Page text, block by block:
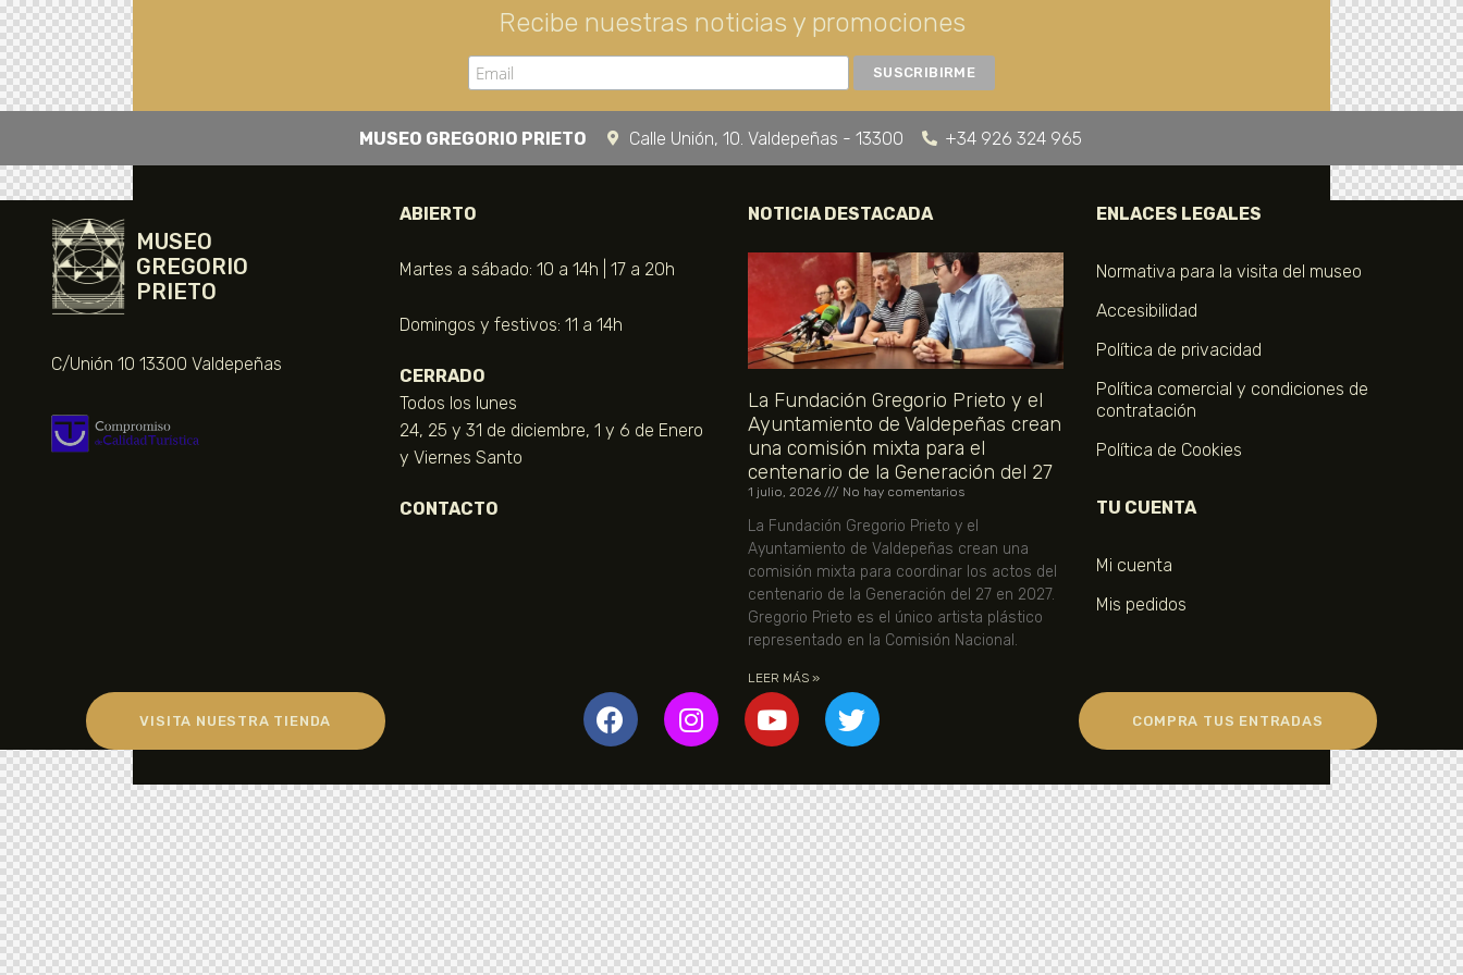
Recibe nuestras noticias y promociones
MUSEO GREGORIO PRIETO Calle Unión, 10. Valdepeñas - 13300 +34 926 324 965
MUSEO
GREGORIO
PRIETO
C/Unión 10 13300 Valdepeñas
ABIERTO
Martes a sábado: 10 a 14h | 17 a 20h
Domingos y festivos: 11 a 14h
CERRADO
Todos los lunes
24, 25 y 31 de diciembre, 1 y 6 de Enero
y Viernes Santo
CONTACTO
NOTICIA DESTACADA
La Fundación Gregorio Prieto y el
Ayuntamiento de Valdepeñas crean
una comisión mixta para el
centenario de la Generación del 27
1 julio, 2026 No hay comentarios
La Fundación Gregorio Prieto y el
Ayuntamiento de Valdepeñas crean una
comisión mixta para coordinar los actos del
centenario de la Generación del 27 en 2027.
Gregorio Prieto es el único artista plástico
representado en la Comisión Nacional.
LEER MÁS »
ENLACES LEGALES
Normativa para la visita del museo
Accesibilidad
Política de privacidad
Política comercial y condiciones de
contratación
Política de Cookies
TU CUENTA
Mi cuenta
Mis pedidos
VISITA NUESTRA TIENDA COMPRA TUS ENTRADAS